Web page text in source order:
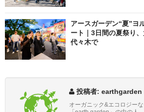
アースガーデン“夏”ヨ
ート｜3日間の夏祭り
代々木で
投稿者: earthgarden
オーガニック&エコロジー